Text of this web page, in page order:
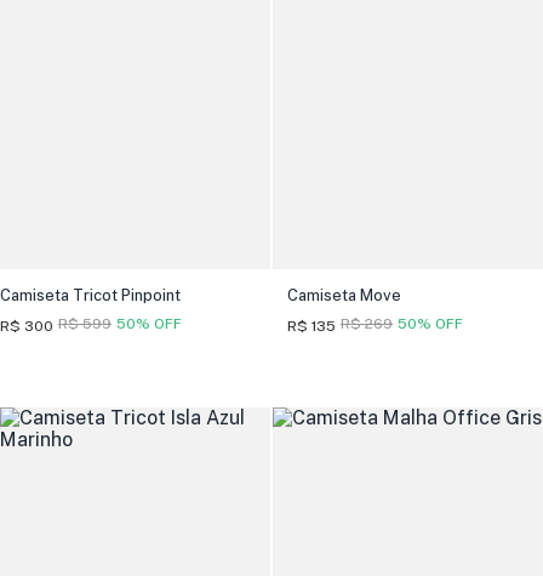
Camiseta Tricot Pinpoint
R$ 300 50% OFF
R$ 599
Camiseta Move
R$ 135 50% OFF
R$ 269